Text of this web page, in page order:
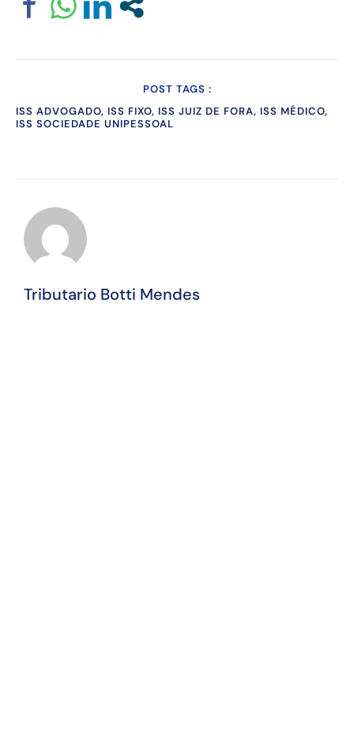
POST TAGS :
ISS ADVOGADO, ISS FIXO, ISS JUIZ DE FORA, ISS MÉDICO,
ISS SOCIEDADE UNIPESSOAL
Tributario Botti Mendes